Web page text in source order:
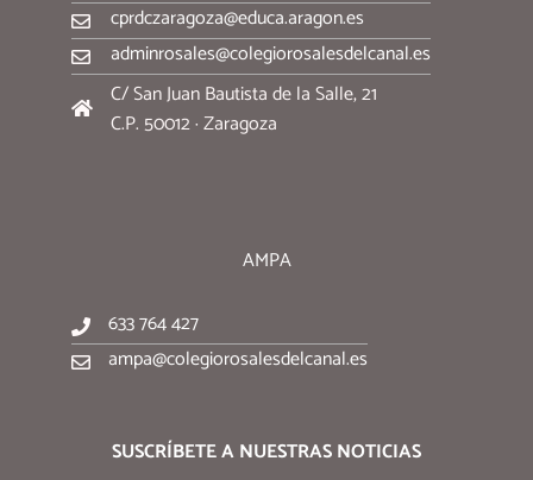
cprdczaragoza@educa.aragon.es
adminrosales@colegiorosalesdelcanal.es
C/ San Juan Bautista de la Salle, 21
C.P. 50012 · Zaragoza
AMPA
633 764 427
ampa@colegiorosalesdelcanal.es
SUSCRÍBETE A NUESTRAS NOTICIAS